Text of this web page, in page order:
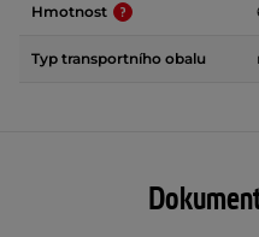
Hmotnost
Typ transportního obalu